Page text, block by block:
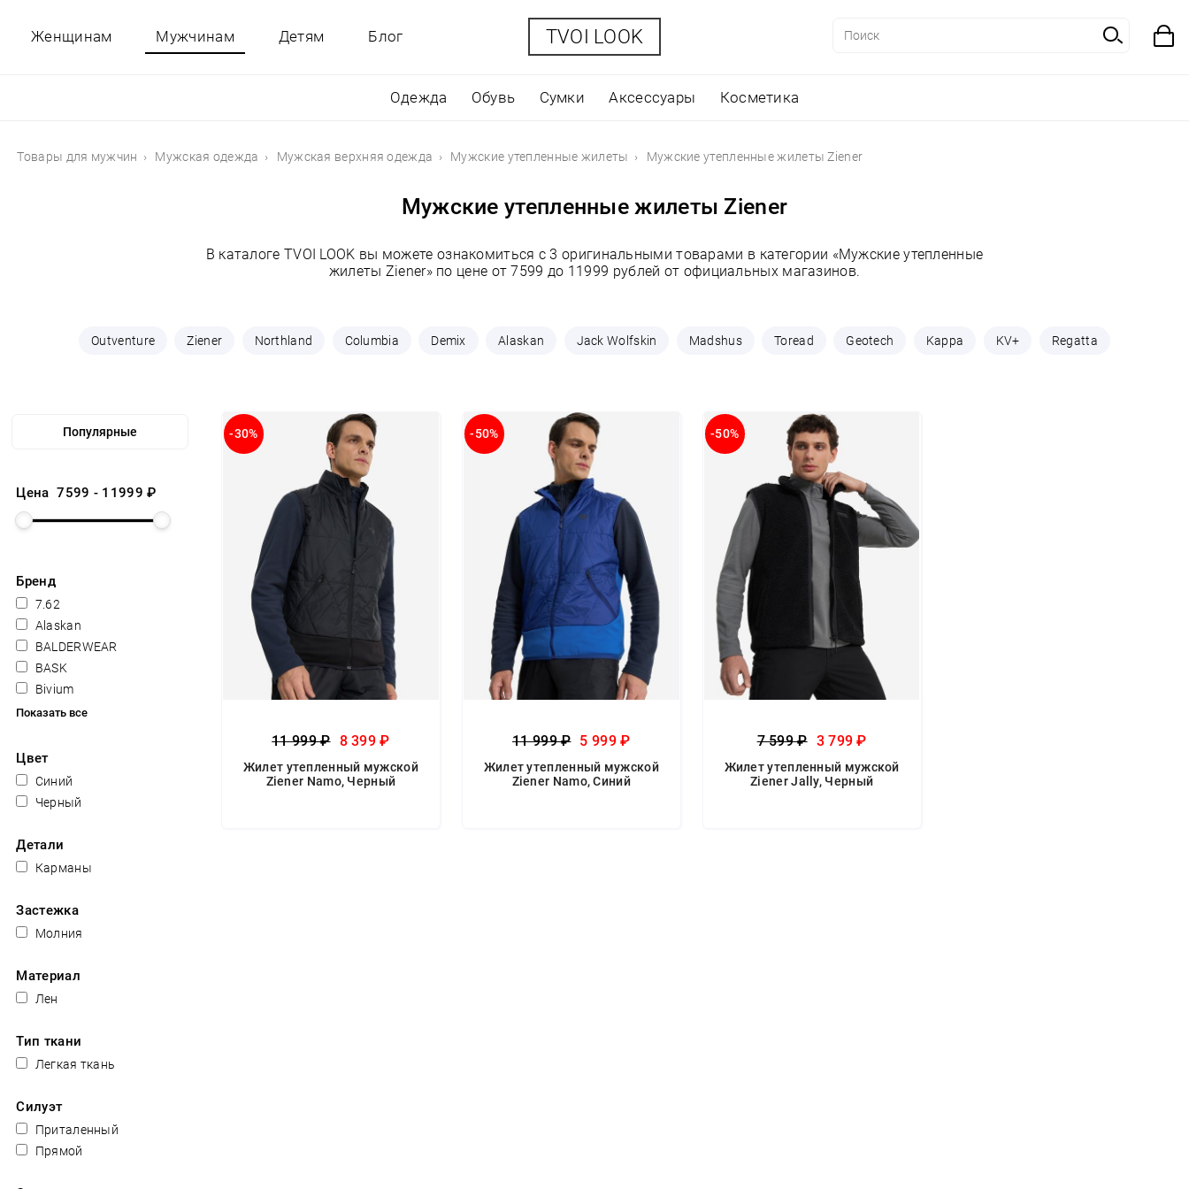
Женщинам Мужчинам
Одежда Обувь Сумки Аксессуары Косметика
Детям Блог TVOI LOOK
Товары для мужчин Мужская одежда Мужская верхняя одежда Мужские утепленные жилеты Мужские утепленные жилеты Ziener
Мужские утепленные жилеты Ziener
В каталоге TVOI LOOK вы можете ознакомиться с 3 оригинальными товарами в категории «Мужские утепленные
жилеты Ziener» по цене от 7599 до 11999 рублей от официальных магазинов.
Outventure Ziener Northland Columbia Demix Alaskan Jack Wolfskin Madshus Toread Geotech Kappa KV+ Regatta
Цена7599 - 11999 ₽
Бренд
7.62
Alaskan
BALDERWEAR
BASK
Bivium
Показать все
Цвет
Синий
Черный
Детали
Карманы
Застежка
Молния
Материал
Лен
Тип ткани
Легкая ткань
Силуэт
Приталенный
Прямой
-30%
11 999 ₽ 8 399 ₽
Жилет утепленный мужской
Ziener Namo, Черный
-50%
11 999 ₽ 5 999 ₽
Жилет утепленный мужской
Ziener Namo, Синий
-50%
7 599 ₽ 3 799 ₽
Жилет утепленный мужской
Ziener Jally, Черный